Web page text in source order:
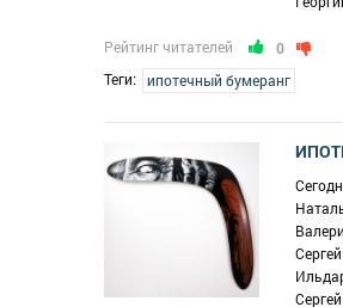
Рейтинг читателей 0
Теги:
ипотечный бумеранг